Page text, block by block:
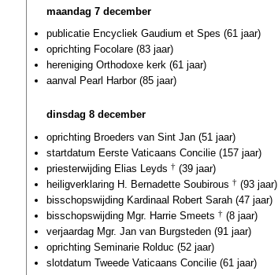
maandag 7 december
publicatie Encycliek Gaudium et Spes (61 jaar)
oprichting Focolare (83 jaar)
hereniging Orthodoxe kerk (61 jaar)
aanval Pearl Harbor (85 jaar)
dinsdag 8 december
oprichting Broeders van Sint Jan (51 jaar)
startdatum Eerste Vaticaans Concilie (157 jaar)
priesterwijding Elias Leyds † (39 jaar)
heiligverklaring H. Bernadette Soubirous † (93 jaar)
bisschopswijding Kardinaal Robert Sarah (47 jaar)
bisschopswijding Mgr. Harrie Smeets † (8 jaar)
verjaardag Mgr. Jan van Burgsteden (91 jaar)
oprichting Seminarie Rolduc (52 jaar)
slotdatum Tweede Vaticaans Concilie (61 jaar)